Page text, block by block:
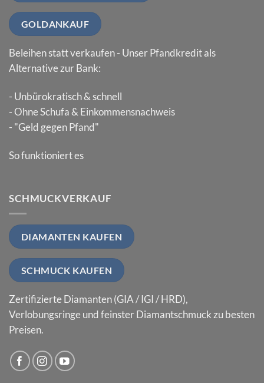
GOLDANKAUF
Beleihen statt verkaufen - Unser Pfandkredit als
Alternative zur Bank:
- Unbürokratisch & schnell
- Ohne Schufa & Einkommensnachweis
- "Geld gegen Pfand"
So funktioniert es
SCHMUCKVERKAUF
DIAMANTEN KAUFEN
SCHMUCK KAUFEN
Zertifizierte Diamanten (GIA / IGI / HRD),
Verlobungsringe und feinster Diamantschmuck zu besten
Preisen.